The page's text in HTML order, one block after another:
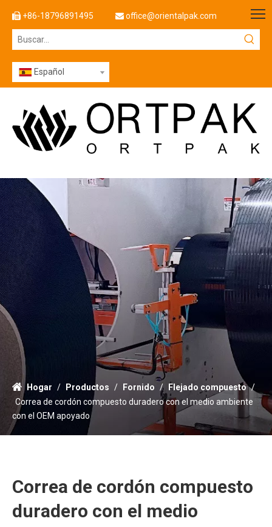
 +86-18796891495  office@orientalpak.com
Español
Hogar / Productos / Fornido / Flejado compuesto /
Correa de cordón compuesto duradero con el medio ambiente
con el OEM apoyado
Correa de cordón compuesto
duradero con el medio